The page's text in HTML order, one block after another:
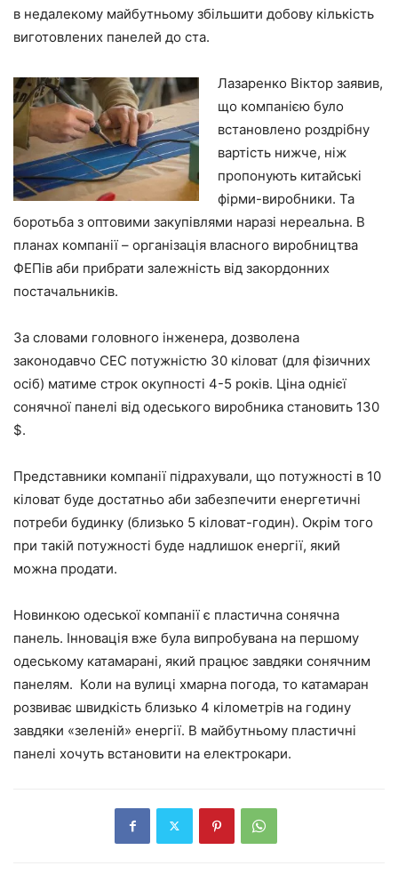
в недалекому майбутньому збільшити добову кількість
виготовлених панелей до ста.
Лазаренко Віктор заявив,
що компанією було
встановлено роздрібну
вартість нижче, ніж
пропонують китайські
фірми-виробники. Та
боротьба з оптовими закупівлями наразі нереальна. В
планах компанії – організація власного виробництва
ФЕПів аби прибрати залежність від закордонних
постачальників.
За словами головного інженера, дозволена
законодавчо СЕС потужністю 30 кіловат (для фізичних
осіб) матиме строк окупності 4-5 років. Ціна однієї
сонячної панелі від одеського виробника становить 130
$.
Представники компанії підрахували, що потужності в 10
кіловат буде достатньо аби забезпечити енергетичні
потреби будинку (близько 5 кіловат-годин). Окрім того
при такій потужності буде надлишок енергії, який
можна продати.
Новинкою одеської компанії є пластична сонячна
панель. Інновація вже була випробувана на першому
одеському катамарані, який працює завдяки сонячним
панелям. Коли на вулиці хмарна погода, то катамаран
розвиває швидкість близько 4 кілометрів на годину
завдяки «зеленій» енергії. В майбутньому пластичні
панелі хочуть встановити на електрокари.